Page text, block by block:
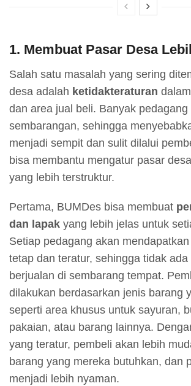
1. Membuat Pasar Desa
Salah satu masalah yang sering
desa adalah ketidakteraturan
dan area jual beli. Banyak
sembarangan, sehingga
menjadi sempit dan sulit dilalui
bisa membantu mengatur pasar
yang lebih terstruktur.
Pertama, BUMDes bisa membuat
dan lapak yang lebih jelas untuk
Setiap pedagang akan
tetap dan teratur, sehingga tidak ada
berjualan di sembarang tempat.
dilakukan berdasarkan jenis barang
seperti area khusus untuk sayuran,
pakaian, atau barang lainnya.
yang teratur, pembeli akan lebih
barang yang mereka butuhkan, dan
menjadi lebih nyaman.